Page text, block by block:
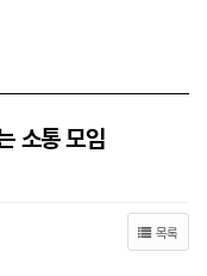
소통 모임
목록